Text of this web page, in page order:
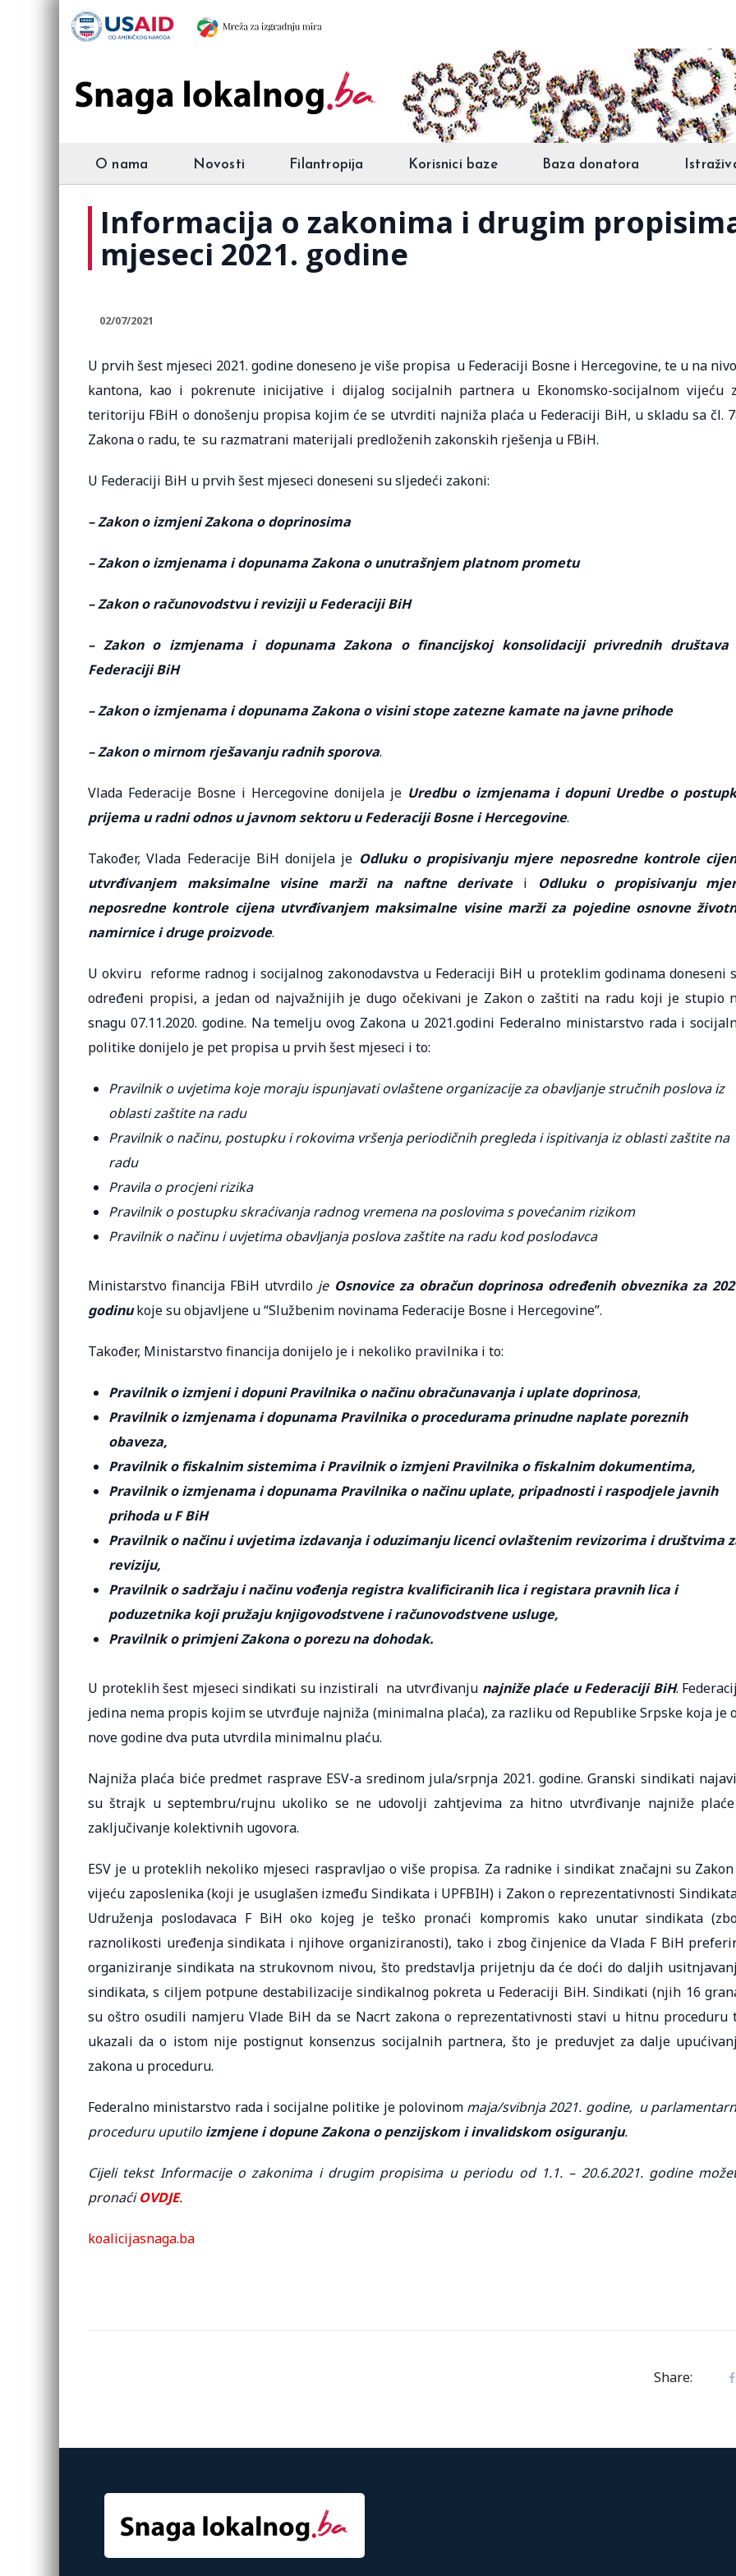
O nama Novosti Filantropija Korisnici baze Baza donatora
Informacija o zakonima i drugim
mjeseci 2021. godine
02/07/2021
U prvih šest mjeseci 2021. godine doneseno je više propisa u Federaciji Bosne i Hercegovine, te u na
kantona, kao i pokrenute inicijative i dijalog socijalnih partnera u Ekonomsko-socijalnom vijeću
teritoriju FBiH o donošenju propisa kojim će se utvrditi najniža plaća u Federaciji BiH, u skladu sa čl.
Zakona o radu, te su razmatrani materijali predloženih zakonskih rješenja u FBiH.
U Federaciji BiH u prvih šest mjeseci doneseni su sljedeći zakoni:
– Zakon o izmjeni Zakona o doprinosima
– Zakon o izmjenama i dopunama Zakona o unutrašnjem platnom prometu
– Zakon o računovodstvu i reviziji u Federaciji BiH
– Zakon o izmjenama i dopunama Zakona o financijskoj konsolidaciji privrednih društava
Federaciji BiH
– Zakon o izmjenama i dopunama Zakona o visini stope zatezne kamate na javne prihode
– Zakon o mirnom rješavanju radnih sporova.
Vlada Federacije Bosne i Hercegovine donijela je Uredbu o izmjenama i dopuni Uredbe o
prijema u radni odnos u javnom sektoru u Federaciji Bosne i Hercegovine.
Također, Vlada Federacije BiH donijela je Odluku o propisivanju mjere neposredne kontrole
utvrđivanjem maksimalne visine marži na naftne derivate i
Odluku o propisivanju
neposredne kontrole cijena utvrđivanjem maksimalne visine marži za pojedine osnovne
namirnice i druge proizvode.
U okviru reforme radnog i socijalnog zakonodavstva u Federaciji BiH u proteklim godinama doneseni
određeni propisi, a jedan od najvažnijih je dugo očekivani je Zakon o zaštiti na radu koji je stupio
snagu 07.11.2020. godine. Na temelju ovog Zakona u 2021.godini Federalno ministarstvo rada i
politike donijelo je pet propisa u prvih šest mjeseci i to:
Pravilnik o uvjetima koje moraju ispunjavati ovlaštene organizacije za obavljanje stručnih poslova iz
oblasti zaštite na radu
Pravilnik o načinu, postupku i rokovima vršenja periodičnih pregleda i ispitivanja iz oblasti zaštite na
radu
Pravila o procjeni rizika
Pravilnik o postupku skraćivanja radnog vremena na poslovima s povećanim rizikom
Pravilnik o načinu i uvjetima obavljanja poslova zaštite na radu kod poslodavca
Ministarstvo financija FBiH utvrdilo je Osnovice za obračun doprinosa određenih obveznika za
godinukoje su objavljene u “Službenim novinama Federacije Bosne i Hercegovine”.
Također, Ministarstvo financija donijelo je i nekoliko pravilnika i to:
Pravilnik o izmjeni i dopuni Pravilnika o načinu obračunavanja i uplate doprinosa,
Pravilnik o izmjenama i dopunama Pravilnika o procedurama prinudne naplate poreznih
obaveza,
Pravilnik o fiskalnim sistemima i Pravilnik o izmjeni Pravilnika o fiskalnim dokumentima,
Pravilnik o izmjenama i dopunama Pravilnika o načinu uplate, pripadnosti i raspodjele javnih
prihoda u F BiH
Pravilnik o načinu i uvjetima izdavanja i oduzimanju licenci ovlaštenim revizorima i društvima
reviziju,
Pravilnik o sadržaju i načinu vođenja registra kvalificiranih lica i registara pravnih lica i
poduzetnika koji pružaju knjigovodstvene i računovodstvene usluge,
Pravilnik o primjeni Zakona o porezu na dohodak.
U proteklih šest mjeseci sindikati su inzistirali na utvrđivanju najniže plaće u Federaciji BiH.
jedina nema propis kojim se utvrđuje najniža (minimalna plaća), za razliku od Republike Srpske koja je
nove godine dva puta utvrdila minimalnu plaću.
Najniža plaća biće predmet rasprave ESV-a sredinom jula/srpnja 2021. godine. Granski sindikati
su štrajk u septembru/rujnu ukoliko se ne udovolji zahtjevima za hitno utvrđivanje najniže
zaključivanje kolektivnih ugovora.
ESV je u proteklih nekoliko mjeseci raspravljao o više propisa. Za radnike i sindikat značajni su
vijeću zaposlenika (koji je usuglašen između Sindikata i UPFBIH) i Zakon o reprezentativnosti
Udruženja poslodavaca F BiH oko kojeg je teško pronaći kompromis kako unutar sindikata
raznolikosti uređenja sindikata i njihove organiziranosti), tako i zbog činjenice da Vlada F BiH
organiziranje sindikata na strukovnom nivou, što predstavlja prijetnju da će doći do daljih
sindikata, s ciljem potpune destabilizacije sindikalnog pokreta u Federaciji BiH. Sindikati (njih 16
su oštro osudili namjeru Vlade BiH da se Nacrt zakona o reprezentativnosti stavi u hitnu proceduru
ukazali da o istom nije postignut konsenzus socijalnih partnera, što je preduvjet za dalje
zakona u proceduru.
Federalno ministarstvo rada i socijalne politike je polovinom maja/svibnja 2021. godine, u
proceduru uputilo izmjene i dopune Zakona o penzijskom i invalidskom osiguranju.
Cijeli tekst Informacije o zakonima i drugim propisima u periodu od 1.1. – 20.6.2021. godine
pronaćiOVDJE.
koalicijasnaga.ba
Share: